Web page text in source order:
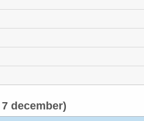
december)